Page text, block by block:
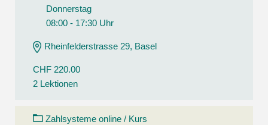
Donnerstag
08:00 - 17:30 Uhr
Rheinfelderstrasse 29, Basel
CHF 220.00
2 Lektionen
Zahlsysteme online / Kurs